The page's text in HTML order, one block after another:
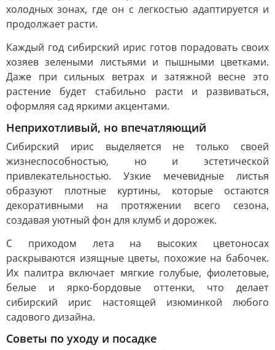
холодных зонах, где он с легкостью адаптируется и
продолжает расти.
Каждый год сибирский ирис готов порадовать своих
хозяев зелеными листьями и пышными цветками.
Даже при сильных ветрах и затяжной весне это
растение будет стабильно расти и развиваться,
оформляя сад яркими акцентами.
Неприхотливый, но впечатляющий
Сибирский ирис выделяется не только своей
жизнеспособностью, но и эстетической
привлекательностью. Узкие мечевидные листья
образуют плотные куртины, которые остаются
декоративными на протяжении всего сезона,
создавая уютный фон для клумб и дорожек.
С приходом лета на высоких цветоносах
раскрываются изящные цветы, похожие на бабочек.
Их палитра включает мягкие голубые, фиолетовые,
белые и ярко-бордовые оттенки, что делает
сибирский ирис настоящей изюминкой любого
садового дизайна.
Советы по уходу и посадке